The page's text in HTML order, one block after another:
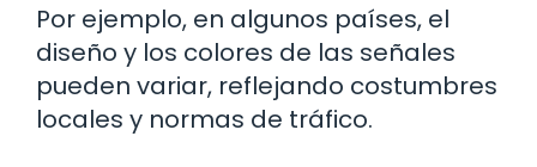
Por ejemplo, en algunos países, el
diseño y los colores de las señales
pueden variar, reflejando costumbres
locales y normas de tráfico.